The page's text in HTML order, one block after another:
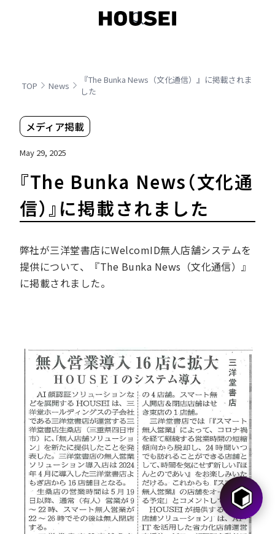
TOP News
『The Bunka News（文化通信）』に掲載されま
した
メディア掲載
May 29, 2025
『The Bunka News（文化通
信）』に掲載されました
弊社が三洋堂書店にWelcomID無人店舗システムを
提供について、『The Bunka News（文化通信）』
に掲載されました。